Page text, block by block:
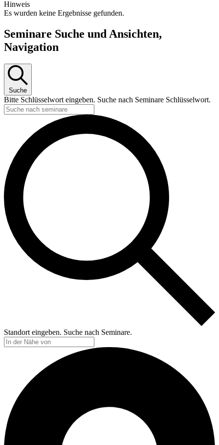
Hinweis
Es wurden keine Ergebnisse gefunden.
Seminare Suche und Ansichten,
Navigation
Suche
Bitte Schlüsselwort eingeben. Suche nach Seminare Schlüsselwort.
Standort eingeben. Suche nach Seminare.